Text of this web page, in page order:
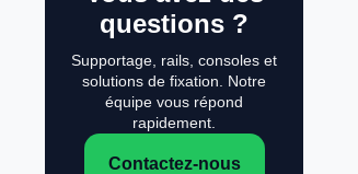
questions ?
Supportage, rails, consoles et
solutions de fixation. Notre
équipe vous répond
rapidement.
Contactez-nous